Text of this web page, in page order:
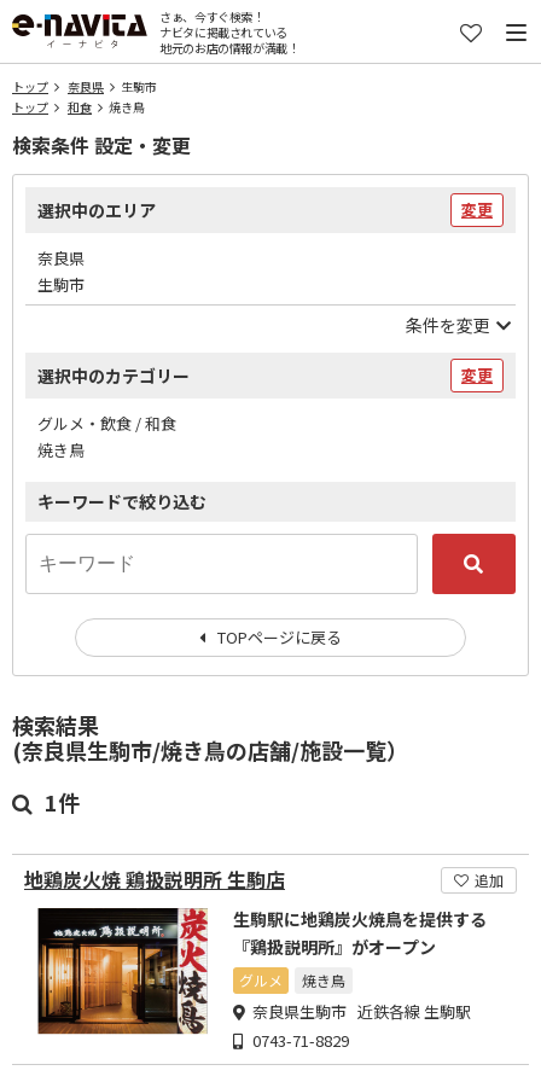
さぁ、今すぐ検索！
ナビタに掲載されている
地元のお店の情報が満載！
トップ 奈良県
生駒市
トップ
和食 焼き鳥
検索結果
(奈良県生駒市/焼き鳥の店舗/施設一覧）
1件
地鶏炭火焼 鶏扱説明所 生駒店 追加
生駒駅に地鶏炭火焼鳥を提供する
『鶏扱説明所』がオープン
グルメ 焼き鳥
奈良県生駒市 近鉄各線 生駒駅
0743-71-8829
検索条件 設定・変更
選択中のエリア 変更
奈良県
生駒市
条件を変更
選択中のカテゴリー 変更
グルメ・飲食 / 和食
焼き鳥
キーワードで絞り込む
TOPページに戻る